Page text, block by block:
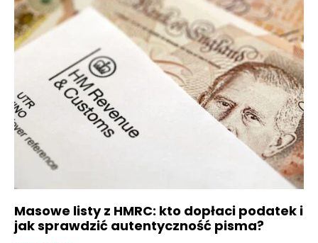
Masowe listy z HMRC: kto dopłaci podatek i
jak sprawdzić autentyczność pisma?